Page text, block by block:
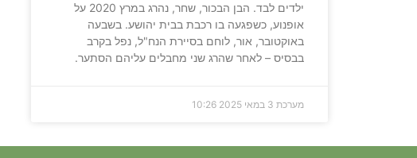
ילדים לבד. הבן הבכור, שחר, נהרג במרץ 2020 על
אופנוע, כשפגעה בו רכבת בבית יהושע. בשבעה
באוקטובר, אור, לוחם בסיירת הנח"ל, נפל בקרב
בבסיס – לאחר שהרג שני מחבלים עליהם הסתער.
מערכת 3 במאי 2025 10:26